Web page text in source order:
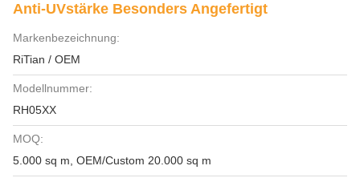
Anti-UVstärke Besonders Angefertigt
Markenbezeichnung:
RiTian / OEM
Modellnummer:
RH05XX
MOQ:
5.000 sq m, OEM/Custom 20.000 sq m